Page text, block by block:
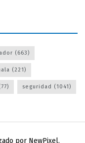
(663)
(221)
seguridad (1041)
por NewPixel.